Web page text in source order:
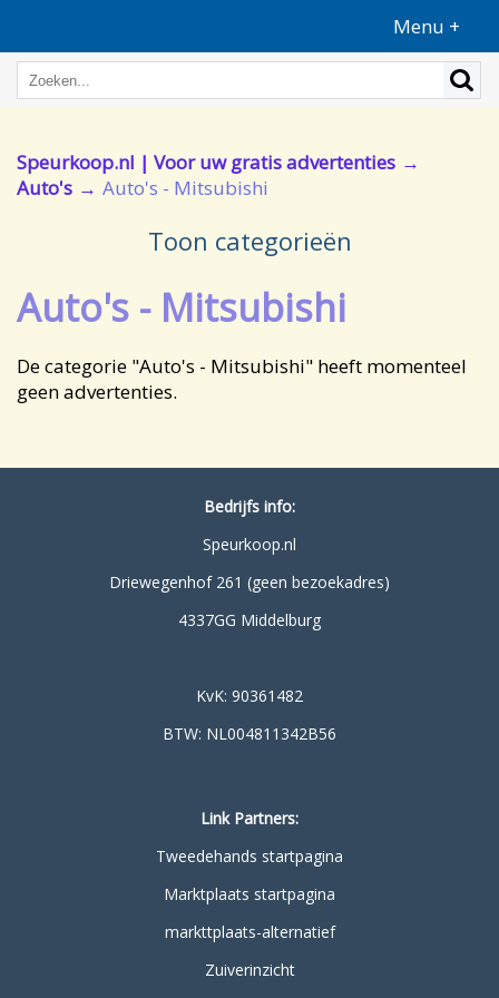
Menu +
Speurkoop.nl | Voor uw gratis advertenties
Auto's
Auto's - Mitsubishi
Toon categorieën
Auto's - Mitsubishi
De categorie "Auto's - Mitsubishi" heeft momenteel
geen advertenties.
Bedrijfs info:
Speurkoop.nl
Driewegenhof 261 (geen bezoekadres)
4337GG Middelburg
KvK: 90361482
BTW: NL004811342B56
Link Partners:
Tweedehands startpagina
Marktplaats startpagina
markttplaats-alternatief
Zuiverinzicht